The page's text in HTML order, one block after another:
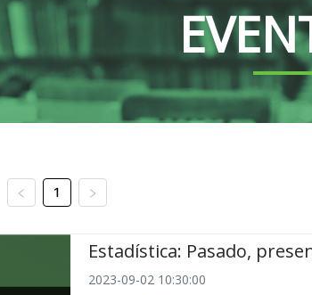
1
Estadística: Pasado,
2023-09-02 10:30:00